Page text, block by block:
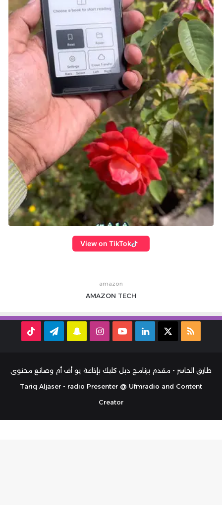
View on TikTok
amazon
AMAZON TECH
ملخص
RSS
لينكدإن ‫YouTubeانستقرامسناب تيلقرام
طارق الجاسر - مقدم برنامج دبل كليك بإذاعة يو أف أم وصانع محتوى
Tariq Aljaser - radio Presenter @ Ufmradio and Content
Creator